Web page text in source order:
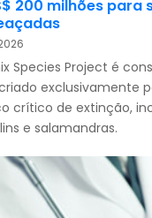
200 milhões para
Species Project é
exclusivamente
crítico de extinção,
e salamandras.